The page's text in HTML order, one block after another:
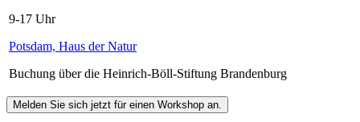
9-17 Uhr
Potsdam, Haus der Natur
Buchung über die Heinrich-Böll-Stiftung Brandenburg
Melden Sie sich jetzt für einen Workshop an.